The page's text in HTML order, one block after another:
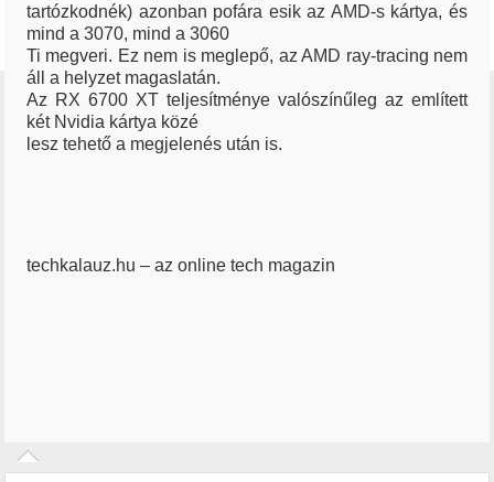
tartózkodnék) azonban pofára esik az AMD-s kártya, és
mind a 3070, mind a 3060
Ti megveri. Ez nem is meglepő, az AMD ray-tracing nem
áll a helyzet magaslatán.
Az RX 6700 XT teljesítménye valószínűleg az említett
két Nvidia kártya közé
lesz tehető a megjelenés után is.
techkalauz.hu – az online tech magazin